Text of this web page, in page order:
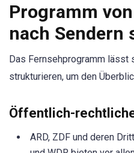
Programm
nach Sendern
Das Fernsehprogramm lässt
strukturieren, um den
Öffentlich-
ARD, ZDF und deren